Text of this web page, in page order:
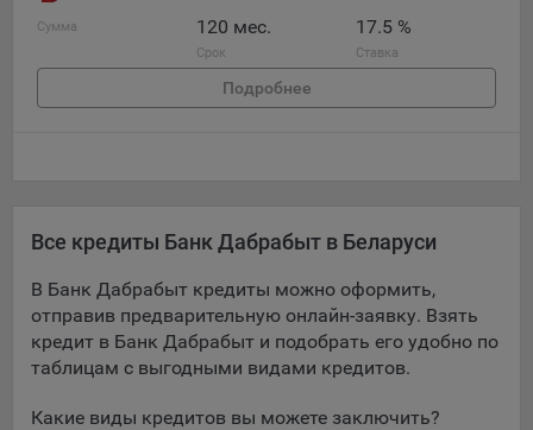
Сумма 120 мес.
Срок
17.5 %
Ставка
Подробнее
Все кредиты Банк Дабрабыт в Беларуси
В Банк Дабрабыт кредиты можно оформить,
отправив предварительную онлайн-заявку. Взять
кредит в Банк Дабрабыт и подобрать его удобно по
таблицам с выгодными видами кредитов.
Какие виды кредитов вы можете заключить?